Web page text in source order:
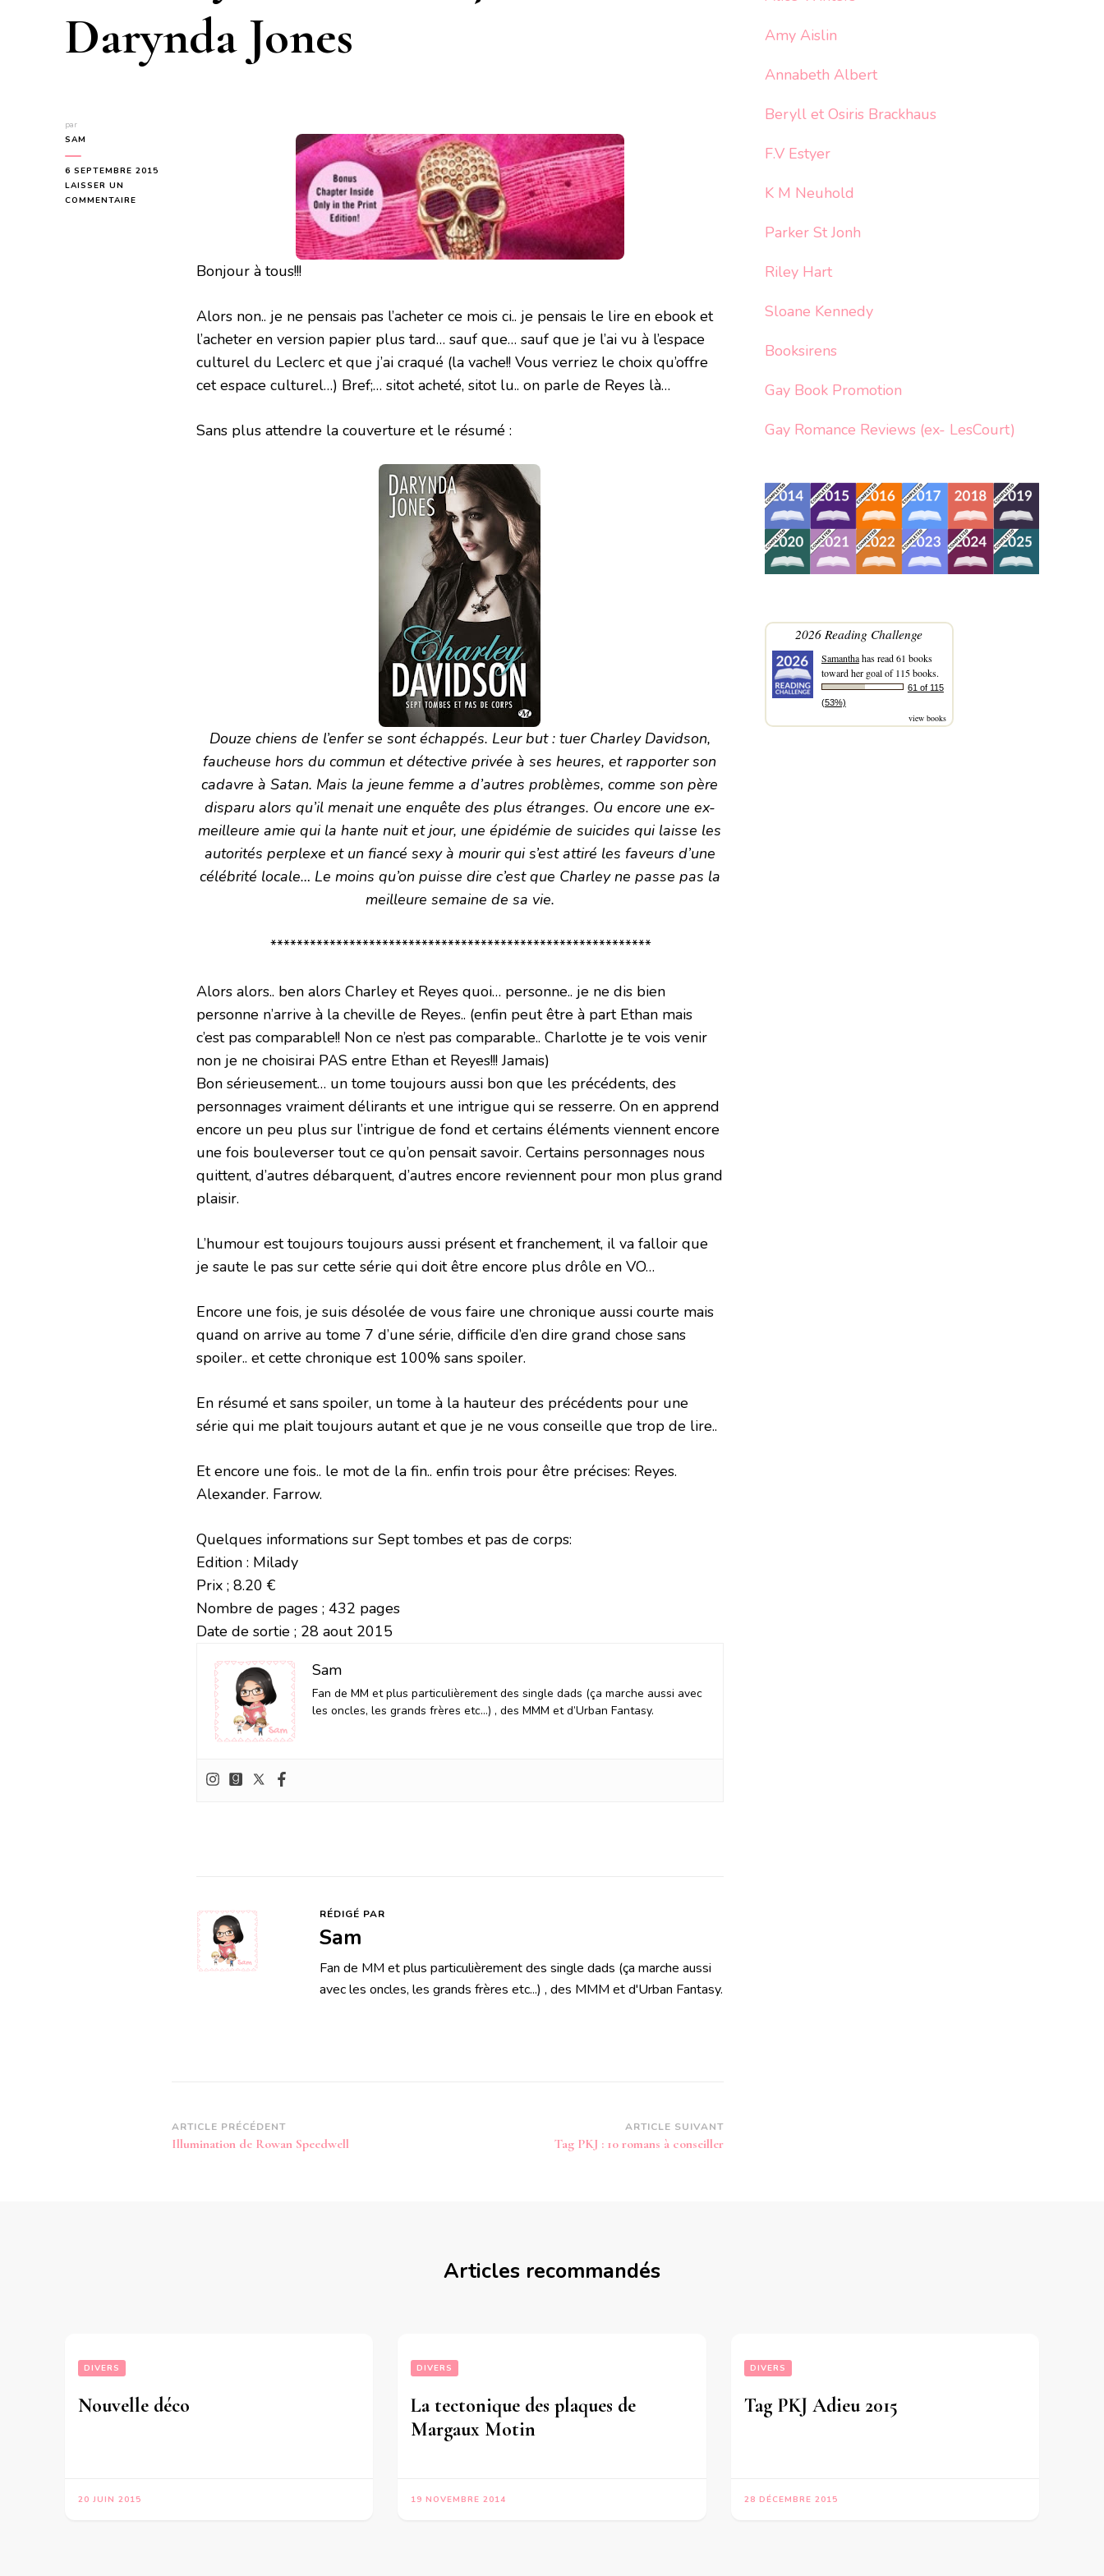
Darynda Jones
par
SAM
6 SEPTEMBRE 2015
LAISSER UN
COMMENTAIRE
Bonjour à tous!!!
Alors non.. je ne pensais pas l’acheter ce mois ci.. je pensais le lire en ebook et
l’acheter en version papier plus tard… sauf que… sauf que je l’ai vu à l’espace
culturel du Leclerc et que j’ai craqué (la vache!! Vous verriez le choix qu’offre
cet espace culturel…) Bref;… sitot acheté, sitot lu.. on parle de Reyes là…
Sans plus attendre la couverture et le résumé :
Douze chiens de l’enfer se sont échappés. Leur but : tuer Charley Davidson,
faucheuse hors du commun et détective privée à ses heures, et rapporter son
cadavre à Satan. Mais la jeune femme a d’autres problèmes, comme son père
disparu alors qu’il menait une enquête des plus étranges. Ou encore une ex-
meilleure amie qui la hante nuit et jour, une épidémie de suicides qui laisse les
autorités perplexe et un fiancé sexy à mourir qui s’est attiré les faveurs d’une
célébrité locale… Le moins qu’on puisse dire c’est que Charley ne passe pas la
meilleure semaine de sa vie.
**********************************************************
Alors alors.. ben alors Charley et Reyes quoi… personne.. je ne dis bien
personne n’arrive à la cheville de Reyes.. (enfin peut être à part Ethan mais
c’est pas comparable!! Non ce n’est pas comparable.. Charlotte je te vois venir
non je ne choisirai PAS entre Ethan et Reyes!!! Jamais)
Bon sérieusement… un tome toujours aussi bon que les précédents, des
personnages vraiment délirants et une intrigue qui se resserre. On en apprend
encore un peu plus sur l’intrigue de fond et certains éléments viennent encore
une fois bouleverser tout ce qu’on pensait savoir. Certains personnages nous
quittent, d’autres débarquent, d’autres encore reviennent pour mon plus grand
plaisir.
L’humour est toujours toujours aussi présent et franchement, il va falloir que
je saute le pas sur cette série qui doit être encore plus drôle en VO…
Encore une fois, je suis désolée de vous faire une chronique aussi courte mais
quand on arrive au tome 7 d’une série, difficile d’en dire grand chose sans
spoiler.. et cette chronique est 100% sans spoiler.
En résumé et sans spoiler, un tome à la hauteur des précédents pour une
série qui me plait toujours autant et que je ne vous conseille que trop de lire..
Et encore une fois.. le mot de la fin.. enfin trois pour être précises: Reyes.
Alexander. Farrow.
Quelques informations sur Sept tombes et pas de corps:
Edition : Milady
Prix ; 8.20 €
Nombre de pages ; 432 pages
Date de sortie ; 28 aout 2015
Sam
Fan de MM et plus particulièrement des single dads (ça marche aussi avec
les oncles, les grands frères etc…) , des MMM et d’Urban Fantasy.
RÉDIGÉ PAR
Sam
Fan de MM et plus particulièrement des single dads (ça marche aussi
avec les oncles, les grands frères etc...) , des MMM et d'Urban Fantasy.
Navigation
d’article
ARTICLE PRÉCÉDENT
Illumination de Rowan Speedwell
ARTICLE SUIVANT
Tag PKJ : 10 romans à conseiller
Amy Aislin
Annabeth Albert
Beryll et Osiris Brackhaus
F.V Estyer
K M Neuhold
Parker St Jonh
Riley Hart
Sloane Kennedy
Booksirens
Gay Book Promotion
Gay Romance Reviews (ex- LesCourt)
2026 Reading Challenge
Samanthahas read 61 books
toward her goal of 115 books.
61 of 115
(53%)
view books
Articles recommandés
DIVERS
Nouvelle déco
20 JUIN 2015
DIVERS
La tectonique des plaques de
Margaux Motin
19 NOVEMBRE 2014
DIVERS
Tag PKJ Adieu 2015
28 DÉCEMBRE 2015